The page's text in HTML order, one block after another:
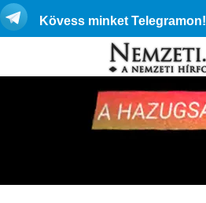
Kövess minket Telegramon!